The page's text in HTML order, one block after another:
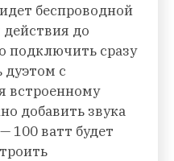
беспроводной
до
подключить сразу
дуэтом с
встроенному
добавить звука
100 ватт будет